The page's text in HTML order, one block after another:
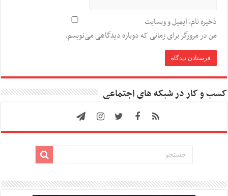
ذخیره نام، ایمیل و وبسایت
من در مرورگر برای زمانی که دوباره دیدگاهی می‌نویسم.
کسب و کار در شبکه های اجتماعی